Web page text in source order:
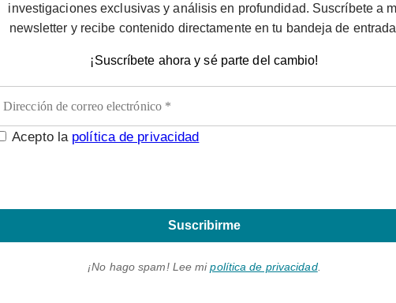
investigaciones exclusivas y análisis en profundidad. Suscríbete a
newsletter y recibe contenido directamente en tu bandeja de
¡Suscríbete ahora y sé parte del cambio!
Acepto la política de privacidad
Suscribirme
¡No hago spam! Lee mipolítica de privacidad.